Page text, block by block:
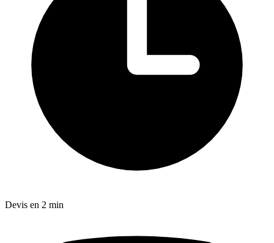
Devis en 2 min